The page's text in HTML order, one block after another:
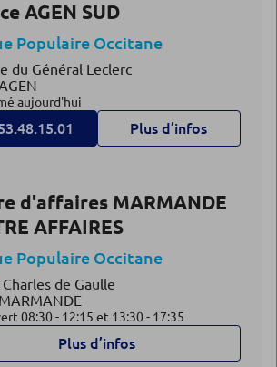
AGEN SUD
Populaire Occitane
du Général Leclerc
aujourd'hui
Plus d’infos
d'affaires MARMANDE
AFFAIRES
Populaire Occitane
de Gaulle
08:30 - 12:15 et 13:30 - 17:35
Plus d’infos